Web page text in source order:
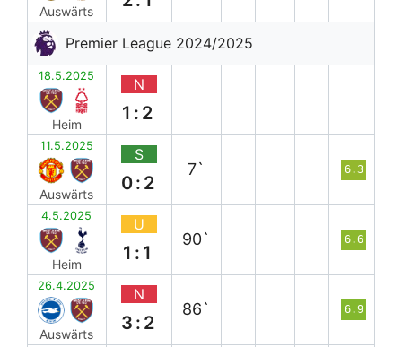
Auswärts
Premier League 2024/2025
18.5.2025
Heim
N
1:2
11.5.2025
Auswärts
S
0:2
7` 6.3
4.5.2025
Heim
U
1:1
90` 6.6
26.4.2025
Auswärts
N
3:2
86` 6.9